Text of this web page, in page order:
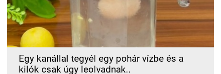
Egy kanállal tegyél egy pohár vízbe és a
kilók csak úgy leolvadnak..